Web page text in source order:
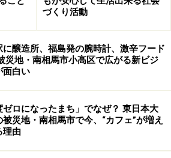
！ そんなときには仲間を募って
ってしまいましょう。
うと思うと、法的な手続きが必要
て立ち上げる場合は、特別な手続
「私はボランティア団体○○を立ち
し、継続的な活動を始めればいい
づくり活動
に醸造所、福島発の腕時計、激辛フード
災地・南相馬市小高区で広がる新ビジ
面白い
ゼロになったまち」でなぜ？ 東日本大
被災地・南相馬市で今、“カフェ”が増え
理由